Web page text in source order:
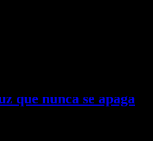
que nunca se apaga